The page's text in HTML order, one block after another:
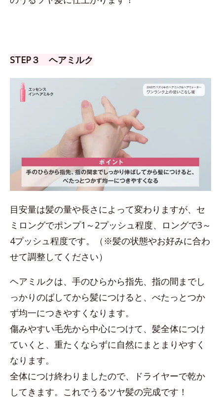
STEP３ ヘアミルク
目安量は髪の量や長さによって変わりますが、セ
ミロングでポンプ1～2プッシュ程度、ロングで3～
4プッシュ程度です。（※髪の状態やお好みに合わ
せて調整してください）
ヘアミルクは、手のひらから指先、指の間までし
っかりのばしてから髪につけると、べたっとつか
ず均一につきやすくなります。
傷みやすい毛先から中心につけて、髪全体につけ
ていくと、重たくならずに自然にまとまりやすく
なります。
全体につけ終わりましたので、ドライヤーで乾か
してきます。これでうるツヤ髪の完成です！